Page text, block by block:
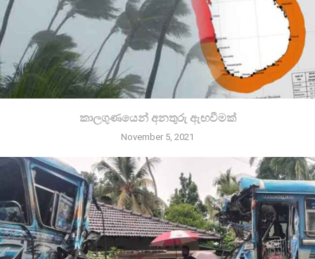
කාලගුණයෙන් අනතුරු ඇඟවීමක්
November 5, 2021